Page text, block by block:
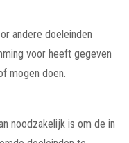
andere doeleinden
voor heeft gegeven
mogen doen.
noodzakelijk is om de in